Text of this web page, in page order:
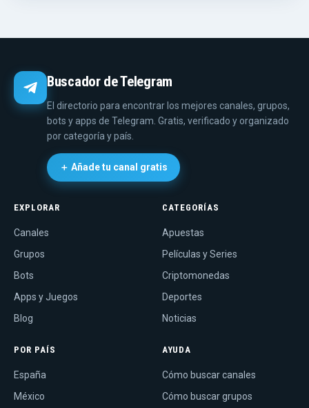
Buscador de Telegram
El directorio para encontrar los mejores canales, grupos,
bots y apps de Telegram. Gratis, verificado y organizado
por categoría y país.
＋ Añade tu canal gratis
EXPLORAR
Canales
Grupos
Bots
Apps y Juegos
Blog
CATEGORÍAS
Apuestas
Películas y Series
Criptomonedas
Deportes
Noticias
POR PAÍS
España
México
AYUDA
Cómo buscar canales
Cómo buscar grupos